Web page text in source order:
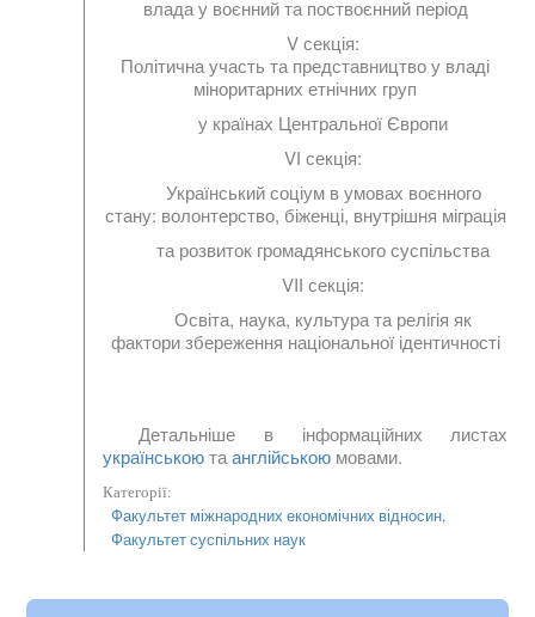
влада у воєнний та поствоєнний період
V секція:
Політична участь та представництво у владі
міноритарних етнічних груп
у країнах Центральної Європи
VІ секція:
Український соціум в умовах воєнного
стану: волонтерство, біженці, внутрішня міграція
та розвиток громадянського суспільства
VIІ секція:
Освіта, наука, культура та релігія як
фактори збереження національної ідентичності
Детальніше в інформаційних листах
українськоютаанглійською мовами.
Категорії:
Факультет міжнародних економічних відносин,
Факультет суспільних наук